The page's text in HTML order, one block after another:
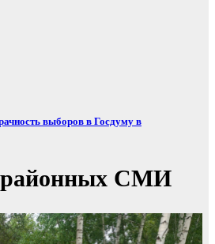
выборов в Госдуму в